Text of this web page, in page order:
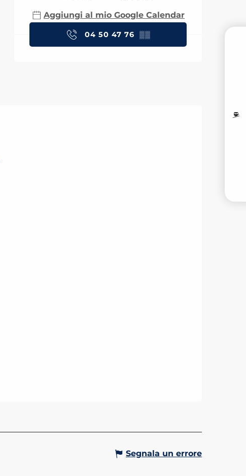
Aggiungi al mio Google Calendar
04 50 47 76 ▒▒
Segnala un errore